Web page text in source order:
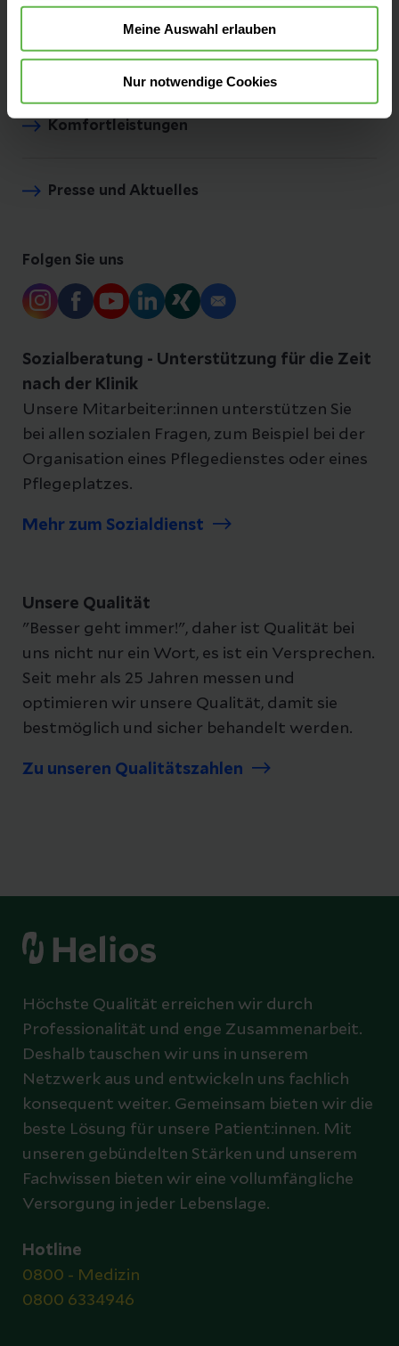
Meine Auswahl erlauben
Nur notwendige Cookies
Bei uns arbeiten
Komfortleistungen
Presse und Aktuelles
Folgen Sie uns
Sozialberatung - Unterstützung für die Zeit
nach der Klinik
Unsere Mitarbeiter:innen unterstützen Sie
bei allen sozialen Fragen, zum Beispiel bei der
Organisation eines Pflegedienstes oder eines
Pflegeplatzes.
Mehr zum Sozialdienst
Unsere Qualität
"Besser geht immer!", daher ist Qualität bei
uns nicht nur ein Wort, es ist ein Versprechen.
Seit mehr als 25 Jahren messen und
optimieren wir unsere Qualität, damit sie
bestmöglich und sicher behandelt werden.
Zu unseren Qualitätszahlen
Höchste Qualität erreichen wir durch
Professionalität und enge Zusammenarbeit.
Deshalb tauschen wir uns in unserem
Netzwerk aus und entwickeln uns fachlich
konsequent weiter. Gemeinsam bieten wir die
beste Lösung für unsere Patient:innen. Mit
unseren gebündelten Stärken und unserem
Fachwissen bieten wir eine vollumfängliche
Versorgung in jeder Lebenslage.
Hotline
0800 - Medizin
0800 6334946